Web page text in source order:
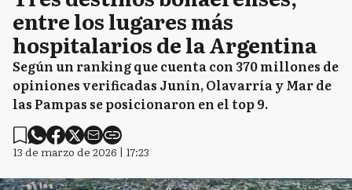
entre los lugares más
hospitalarios de la Argentina
Según un ranking que cuenta con 370 millones de
opiniones verificadas Junín, Olavarría y Mar de
las Pampas se posicionaron en el top 9.
13 de marzo de 2026 | 17:23